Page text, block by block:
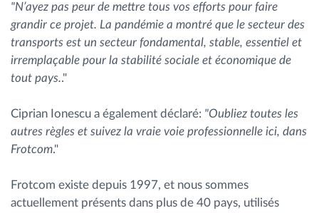
"N’ayez pas peur de mettre tous vos efforts pour faire
grandir ce projet. La pandémie a montré que le secteur des
transports est un secteur fondamental, stable, essentiel et
irremplaçable pour la stabilité sociale et économique de
tout pays.."
Ciprian Ionescu a également déclaré: "Oubliez toutes les
autres règles et suivez la vraie voie professionnelle ici, dans
Frotcom."
Frotcom existe depuis 1997, et nous sommes
actuellement présents dans plus de 40 pays, utilisés